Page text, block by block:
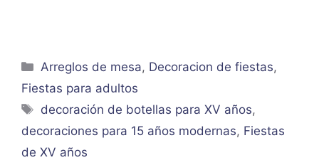
Categorías
Arreglos de mesa, Decoracion de fiestas,
Fiestas para adultos
Etiquetas
decoración de botellas para XV años,
decoraciones para 15 años modernas, Fiestas
de XV años